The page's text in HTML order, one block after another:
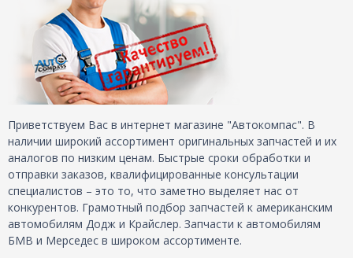
Приветствуем Вас в интернет магазине "Автокомпас". В
наличии широкий ассортимент оригинальных запчастей и их
аналогов по низким ценам. Быстрые сроки обработки и
отправки заказов, квалифицированные консультации
специалистов – это то, что заметно выделяет нас от
конкурентов. Грамотный подбор запчастей к американским
автомобилям Додж и Крайслер. Запчасти к автомобилям
БМВ и Мерседес в широком ассортименте.